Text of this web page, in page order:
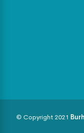
© Copyright 2021